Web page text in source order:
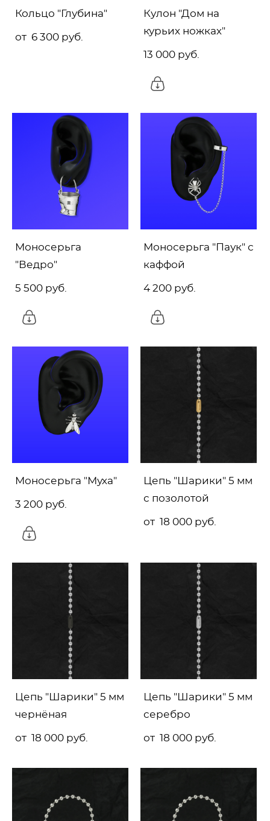
Кольцо "Глубина"
от 6 300 pуб.
Кулон "Дом на
курьих ножках"
13 000 pуб.
Моносерьга
"Ведро"
5 500 pуб.
Моносерьга "Паук" с
каффой
4 200 pуб.
Моносерьга "Муха"
3 200 pуб.
Цепь "Шарики" 5 мм
с позолотой
от 18 000 pуб.
Цепь "Шарики" 5 мм
чернёная
от 18 000 pуб.
Цепь "Шарики" 5 мм
серебро
от 18 000 pуб.